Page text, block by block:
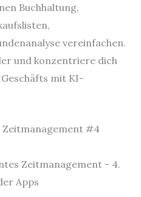
Buchhaltung,
vereinfachen.
und konzentriere dich
mit KI-
#4